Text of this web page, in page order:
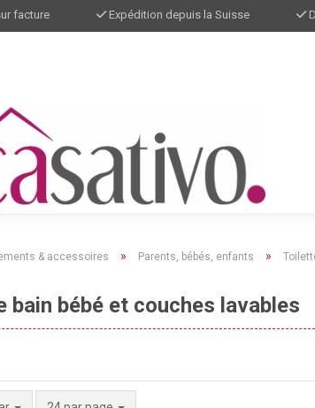
facture Expédition depuis la Suisse
& accessoires » Parents, bébés, enfants »
bain bébé et couches lavables